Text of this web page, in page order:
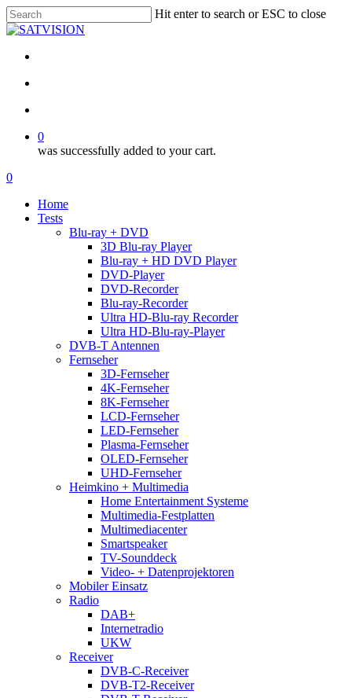
Skip
to
content
Hit enter to search or ESC to close
Close
0
was successfully added to your cart.
Menu
search
account
0
Home
Tests
Blu-ray + DVD
3D Blu-ray Player
Blu-ray + HD DVD Player
DVD-Player
DVD-Recorder
Blu-ray-Recorder
Ultra HD-Blu-ray Recorder
Ultra HD-Blu-ray-Player
DVB-T Antennen
Fernseher
3D-Fernseher
4K-Fernseher
8K-Fernseher
LCD-Fernseher
LED-Fernseher
Plasma-Fernseher
OLED-Fernseher
UHD-Fernseher
Heimkino + Multimedia
Home Entertainment Systeme
Multimedia-Festplatten
Multimediacenter
Smartspeaker
TV-Sounddeck
Video- + Datenprojektoren
Mobiler Einsatz
Radio
DAB+
Internetradio
UKW
Receiver
DVB-C-Receiver
DVB-T2-Receiver